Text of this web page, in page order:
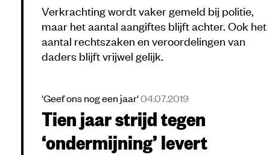
Verkrachting wordt vaker gemeld bij politie,
maar het aantal aangiftes blijft achter. Ook het
aantal rechtszaken en veroordelingen van
daders blijft vrijwel gelijk.
'Geef ons nog een jaar'04.07.2019
Tien jaar strijd tegen
‘ondermijning’ levert